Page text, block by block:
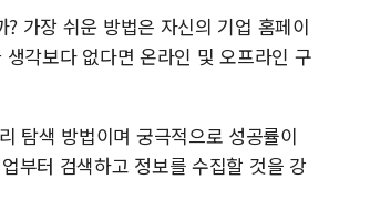
가장 쉬운 방법은 자신의 기업 홈페이
각보다 없다면 온라인 및 오프라인 구
탐색 방법이며 궁극적으로 성공률이
부터 검색하고 정보를 수집할 것을 강